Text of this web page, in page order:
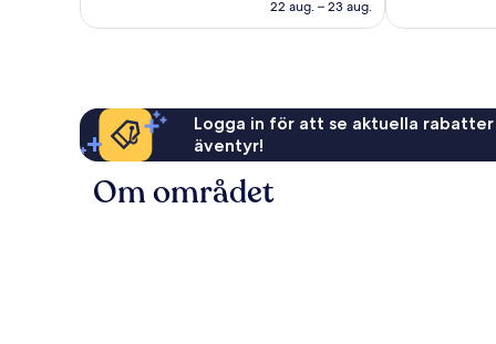
22 aug. – 23 aug.
Logga in för att se aktuella
äventyr!
Om området